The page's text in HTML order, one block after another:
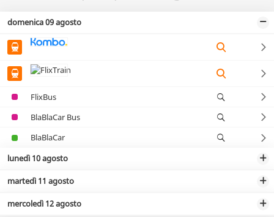
domenica 09 agosto
FlixBus
BlaBlaCar Bus
BlaBlaCar
lunedì 10 agosto
martedì 11 agosto
mercoledì 12 agosto